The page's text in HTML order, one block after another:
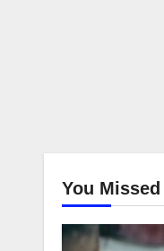
You Missed